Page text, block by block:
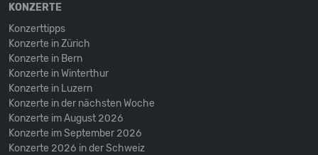
KONZERTE
Konzerttipps
Konzerte in Zürich
Konzerte in Bern
Konzerte in Winterthur
Konzerte in Luzern
Konzerte in der nächsten Woche
Konzerte im August 2026
Konzerte im September 2026
Konzerte 2026 in der Schweiz